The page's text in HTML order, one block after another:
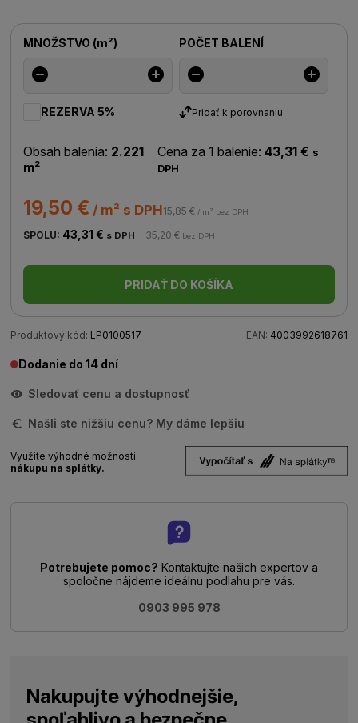
MNOŽSTVO (m²) POČET BALENÍ
REZERVA 5% Pridať k porovnaniu
Obsah balenia: 2.221
m²
Cena za 1 balenie: 43,31 € s
DPH
19,50 € / m² s DPH15,85 € / m² bez DPH
SPOLU: 43,31 € s DPH 35,20 € bez DPH
PRIDAŤ DO KOŠÍKA
Produktový kód: LP0100517 EAN: 4003992618761
Dodanie do 14 dní
Sledovať cenu a dostupnosť
Našli ste nižšiu cenu? My dáme lepšiu
Využite výhodné možnosti
nákupu na splátky.
Potrebujete pomoc? Kontaktujte našich expertov a
spoločne nájdeme ideálnu podlahu pre vás.
0903 995 978
Nakupujte výhodnejšie,